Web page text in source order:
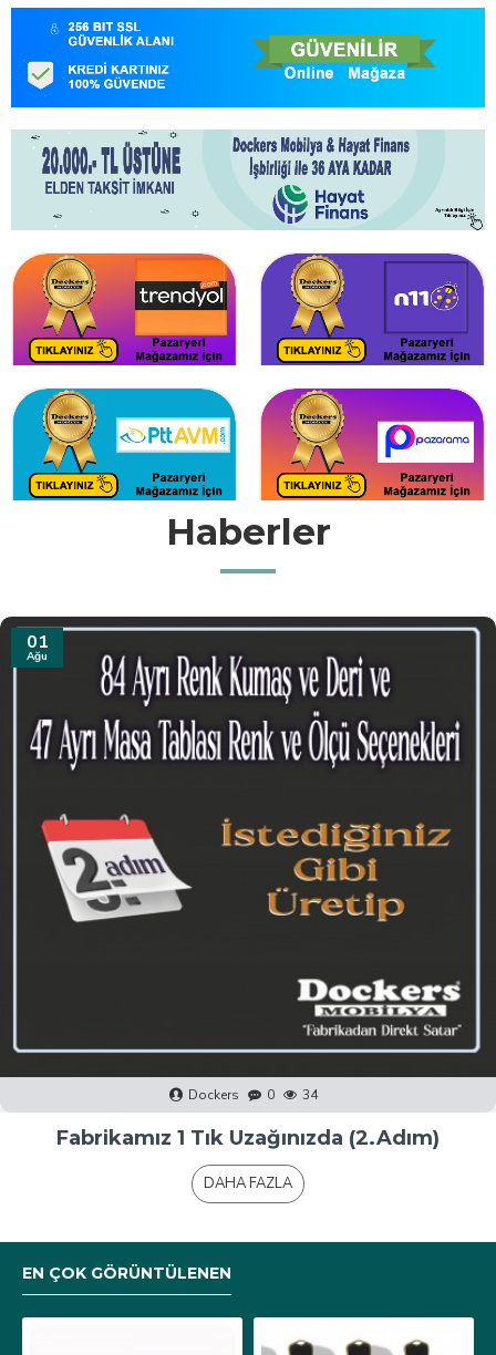
Haberler
31
Tem
Dockers 0 40
Fabrikamız 1 Tık Uzağınızda (1.Adım)
DAHA FAZLA
EN ÇOK GÖRÜNTÜLENEN